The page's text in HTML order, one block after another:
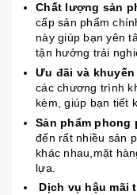
Chất lượng sản
cấp sản phẩm
này giúp bạn yên
tận hưởng trải
Ưu đãi và khuyến
các chương trình
kèm, giúp bạn tiết
Sản phẩm phong
đến rất nhiều sản
khác nhau,mặt
lựa.
Dịch vụ hậu mãi